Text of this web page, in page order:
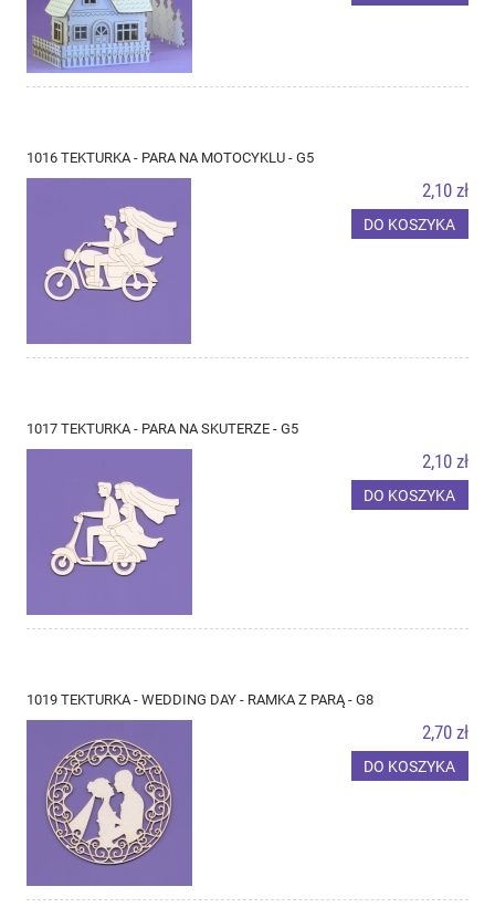
1016 TEKTURKA - PARA NA MOTOCYKLU - G5
2,10 zł
DO KOSZYKA
1017 TEKTURKA - PARA NA SKUTERZE - G5
2,10 zł
DO KOSZYKA
1019 TEKTURKA - WEDDING DAY - RAMKA Z PARĄ - G8
2,70 zł
DO KOSZYKA